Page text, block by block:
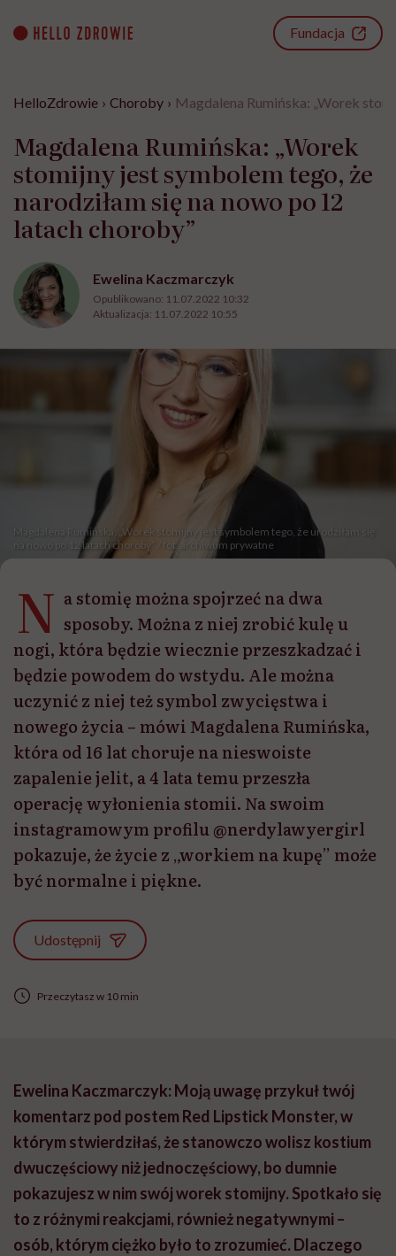
content
Fundacja
HelloZdrowie › Choroby › Magdalena Rumińska: „Worek
Magdalena Rumińska: „Worek
stomijny jest symbolem tego, że
narodziłam się na nowo po 12
latach choroby”
Ewelina Kaczmarczyk
Opublikowano: 11.07.2022 10:32
Aktualizacja: 11.07.2022 10:55
Magdalena Rumińska: „Worek stomijny jest symbolem tego, że urodziłam się
na nowo po 12 latach choroby” / fot. archiwum prywatne
N a stomię można spojrzeć na dwa
sposoby. Można z niej zrobić kulę u
nogi, która będzie wiecznie przeszkadzać i
będzie powodem do wstydu. Ale można
uczynić z niej też symbol zwycięstwa i
nowego życia – mówi Magdalena Rumińska,
która od 16 lat choruje na nieswoiste
zapalenie jelit, a 4 lata temu przeszła
operację wyłonienia stomii. Na swoim
instagramowym profilu @nerdylawyergirl
pokazuje, że życie z „workiem na kupę” może
być normalne i piękne.
Udostępnij
Przeczytasz w 10 min
Ewelina Kaczmarczyk: Moją uwagę przykuł twój
komentarz pod postem Red Lipstick Monster, w
którym stwierdziłaś, że stanowczo wolisz kostium
dwuczęściowy niż jednoczęściowy, bo dumnie
pokazujesz w nim swój worek stomijny. Spotkało się
to z różnymi reakcjami, również negatywnymi –
osób, którym ciężko było to zrozumieć. Dlaczego